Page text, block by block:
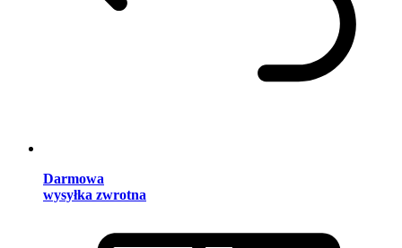
Darmowa
wysyłka zwrotna